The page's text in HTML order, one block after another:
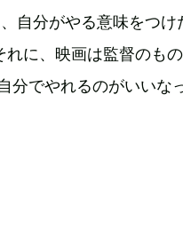
自分がやる意味をつけ
に、映画は監督のも
分でやれるのがいいな